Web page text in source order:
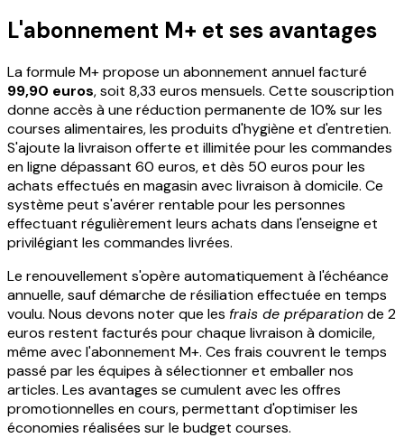
L'abonnement M+ et ses avantages
La formule M+ propose un abonnement annuel facturé
99,90 euros, soit 8,33 euros mensuels. Cette souscription
donne accès à une réduction permanente de 10% sur les
courses alimentaires, les produits d'hygiène et d'entretien.
S'ajoute la livraison offerte et illimitée pour les commandes
en ligne dépassant 60 euros, et dès 50 euros pour les
achats effectués en magasin avec livraison à domicile. Ce
système peut s'avérer rentable pour les personnes
effectuant régulièrement leurs achats dans l'enseigne et
privilégiant les commandes livrées.
Le renouvellement s'opère automatiquement à l'échéance
annuelle, sauf démarche de résiliation effectuée en temps
voulu. Nous devons noter que les frais de préparationde 2
euros restent facturés pour chaque livraison à domicile,
même avec l'abonnement M+. Ces frais couvrent le temps
passé par les équipes à sélectionner et emballer nos
articles. Les avantages se cumulent avec les offres
promotionnelles en cours, permettant d'optimiser les
économies réalisées sur le budget courses.